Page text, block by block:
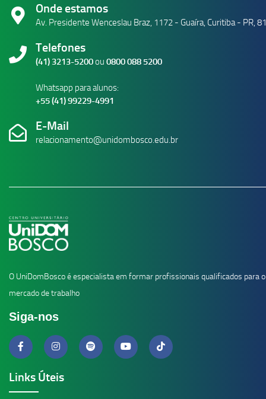
Onde estamos
Av. Presidente Wenceslau Braz, 1172 - Guaíra, Curitiba - PR,
Telefones
(41) 3213-5200ou 0800 088 5200
Whatsapp para alunos:
+55 (41) 99229-4991
E-Mail
relacionamento@unidombosco.edu.br
O UniDomBosco é especialista em formar profissionais qualificados para o
mercado de trabalho
Siga-nos
Links Úteis